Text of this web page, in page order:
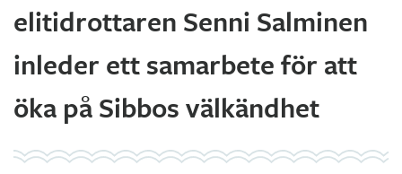
elitidrottaren Senni Salminen
inleder ett samarbete för att
öka på Sibbos välkändhet